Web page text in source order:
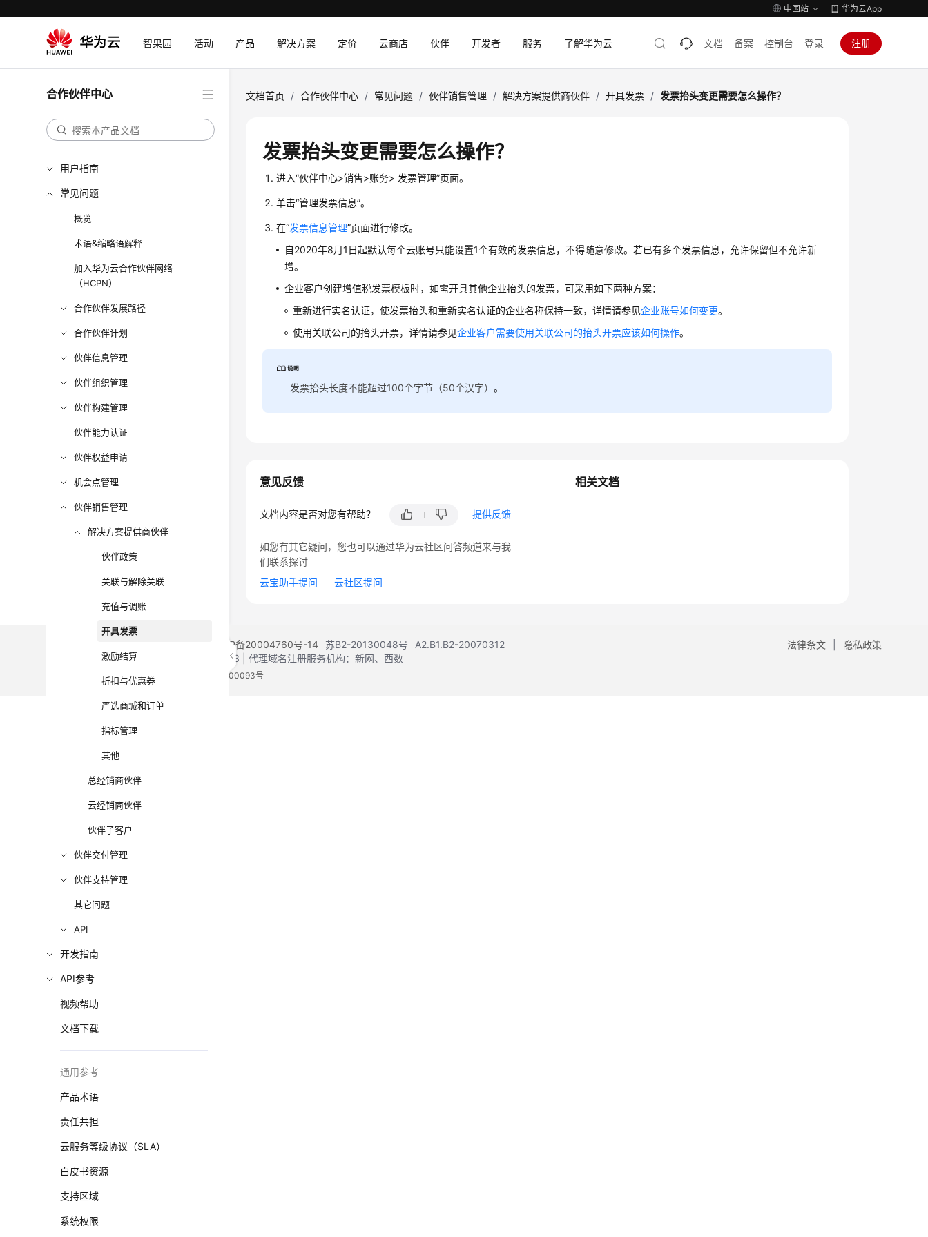
中国站 华为云App
智果园 活动 产品 解决方案 定价 云商店 伙伴 开发者 服务 了解华为云 文档 备案 控制台 登录 注册
合作伙伴中心
用户指南
常见问题
概览
术语&缩略语解释
加入华为云合作伙伴网络
（HCPN）
合作伙伴发展路径
合作伙伴计划
伙伴信息管理
伙伴组织管理
伙伴构建管理
伙伴能力认证
伙伴权益申请
机会点管理
伙伴销售管理
解决方案提供商伙伴
伙伴政策
关联与解除关联
充值与调账
开具发票
激励结算
折扣与优惠券
严选商城和订单
指标管理
其他
总经销商伙伴
云经销商伙伴
伙伴子客户
伙伴交付管理
伙伴支持管理
其它问题
API
开发指南
API参考
视频帮助
文档下载
通用参考
产品术语
责任共担
云服务等级协议（SLA）
白皮书资源
支持区域
系统权限
文档首页 / 合作伙伴中心 / 常见问题 / 伙伴销售管理 / 解决方案提供商伙伴 / 开具发票 / 发票抬头变更需要怎么操作？
发票抬头变更需要怎么操作？
进入“伙伴中心>销售>账务> 发票管理”页面。
单击“管理发票信息”。
在“发票信息管理”页面进行修改。
自2020年8月1日起默认每个云账号只能设置1个有效的发票信息，不得随意修改。若已有多个发票信息，允许保留但不允许新
增。
企业客户创建增值税发票模板时，如需开具其他企业抬头的发票，可采用如下两种方案：
重新进行实名认证，使发票抬头和重新实名认证的企业名称保持一致，详情请参见企业账号如何变更。
使用关联公司的抬头开票，详情请参见企业客户需要使用关联公司的抬头开票应该如何操作。
发票抬头长度不能超过100个字节（50个汉字）。
相关文档
意见反馈
文档内容是否对您有帮助？ 提供反馈
如您有其它疑问，您也可以通过华为云社区问答频道来与我
们联系探讨
云宝助手提问
云社区提问
法律条文 隐私政策
黔ICP备20004760号-14 苏B2-20130048号
A2.B1.B2-20070312
增值电信业务经营许可证：B1.B2-20200593 | 代理域名注册服务机构：新网、西数
电子营业执照 贵公网安备 52990002000093号